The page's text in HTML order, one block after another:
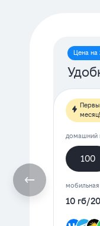
Цена на
месяц!
домашний
100
мобильная
10 гб/